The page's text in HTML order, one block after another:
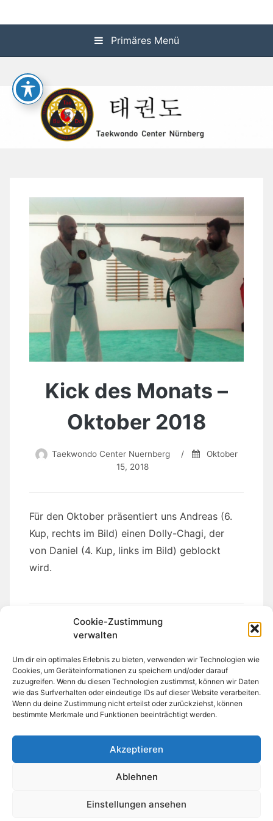
Cookie-Zustimmung
verwalten
Um dir ein optimales Erlebnis zu bieten, verwenden wir Technologien wie
Cookies, um Geräteinformationen zu speichern und/oder darauf
zuzugreifen. Wenn du diesen Technologien zustimmst, können wir Daten
wie das Surfverhalten oder eindeutige IDs auf dieser Website verarbeiten.
Wenn du deine Zustimmung nicht erteilst oder zurückziehst, können
bestimmte Merkmale und Funktionen beeinträchtigt werden.
Akzeptieren
Ablehnen
Einstellungen ansehen
InhaltTaekwondo-Center-
Nürnberg
Primäres Menü
Kick des Monats –
Oktober 2018
Taekwondo Center Nuernberg /
Oktober
15, 2018
Für den Oktober präsentiert uns Andreas (6.
Kup, rechts im Bild) einen Dolly-Chagi, der
von Daniel (4. Kup, links im Bild) geblockt
wird.
Beitragsnavigation
Vorheriger Beitrag
Kick des Monats – September 2018
Hyong und Poomsae üben